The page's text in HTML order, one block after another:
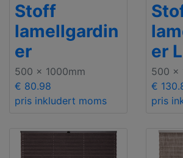
Stoff
lamellgardin
er
500 x 1000mm
€ 80.98
pris inkludert moms
er
500 x
€
pris